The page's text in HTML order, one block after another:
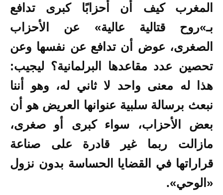
المغرب كيف أن أحزابًا كبرى تدافع
بـ»روح قتالية عالية» عن الأحزاب
الصغرى، عوض أن تدافع عن نفسها وعن
تحصين عدد مقاعدها البرلمانية؟ ليجيب:
هذا له معنى واحد لا ثاني له، وهو أننا
نبعث برسالة سلبية عنوانها العريض هو أن
بعض الأحزاب، سواء كبرى أو صغرى،
مازالت ربما غير قادرة على صناعة
قراراتها في القضايا الحساسة بدون نزول
«الوحي».